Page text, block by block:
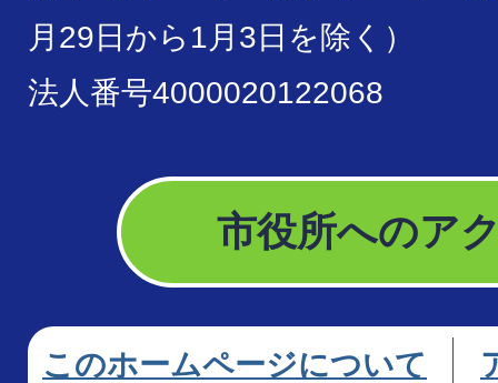
月29日から1月3日を除く）
法人番号4000020122068
市役所へのア
このホームページについて